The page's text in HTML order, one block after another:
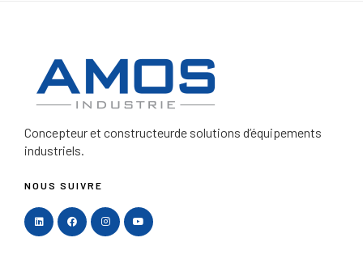
Concepteur et constructeurde solutions d’équipements
industriels.
NOUS SUIVRE